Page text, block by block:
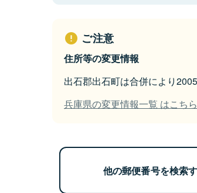
ご注意
住所等の変更情報
出石郡出石町は合併により
兵庫県の変更情報一覧 はこちら
他の郵便番号を検索